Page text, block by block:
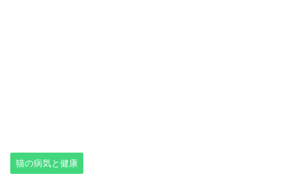
猫の病気と健康